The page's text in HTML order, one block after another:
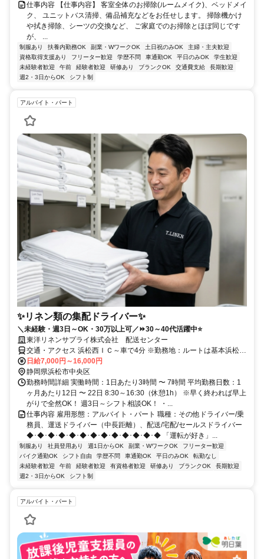
仕事内容 【仕事内容】 客室全体のお掃除(ルームメイク)、ベッドメイ
ク、 ユニットバス清掃、備品補充などをお任せします。 掃除機かけ
や拭き掃除、シーツの交換など、 ご家庭でのお掃除とほぼ同じです
が、 ...
制服あり 扶養内勤務OK 副業・WワークOK 土日祝のみOK
主婦・主夫歓迎
資格取得支援あり
フリーター歓迎 学歴不問 車通勤OK 平日のみOK
学生歓迎
未経験者歓迎
午前 経験者歓迎 研修あり ブランクOK 交通費支給
長期歓迎
週2・3日からOK
シフト制
アルバイト・パート
✨リネン類の集配ドライバー✨
＼未経験・週3日～OK・30万以上可／⏩30～40代活躍中⭐
東洋リネンサプライ株式会社 配送センター
交通・アクセス 浜松西ＩＣ～車で4分 ※勤務地：ルートは基本浜松市
内
日給7,000円～16,000円
静岡県浜松市中央区
勤務時間詳細 実働時間：1日あたり3時間 〜 7時間 平均勤務日数：1
ヶ月あたり12日 〜 22日 8:30～16:30（休憩1h） ※早く終われば早上
がりで全然OK！ 週3日～シフト相談OK！ ・...
仕事内容 雇用形態：アルバイト・パート 職種：その他ドライバー/乗
務員、運送ドライバー（中長距離）、配送/宅配/セールスドライバー
◆･◆･◆･◆･◆･◆･◆･◆･◆･◆･◆･◆･◆ 「運転が好き」...
制服あり 社員登用あり 週1日からOK 副業・WワークOK
フリーター歓迎
バイク通勤OK
シフト自由 学歴不問 車通勤OK 平日のみOK
転勤なし
未経験者歓迎
午前 経験者歓迎 有資格者歓迎 研修あり ブランクOK
長期歓迎
週2・3日からOK
シフト制
アルバイト・パート